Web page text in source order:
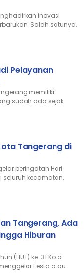
inovasi
Salah satunya,
Pelayanan
memiliki
sudah ada sejak
Tangerang di
peringatan Hari
seluruh kecamatan.
Tangerang, Ada
Hiburan
(HUT) ke-31 Kota
Festa atau